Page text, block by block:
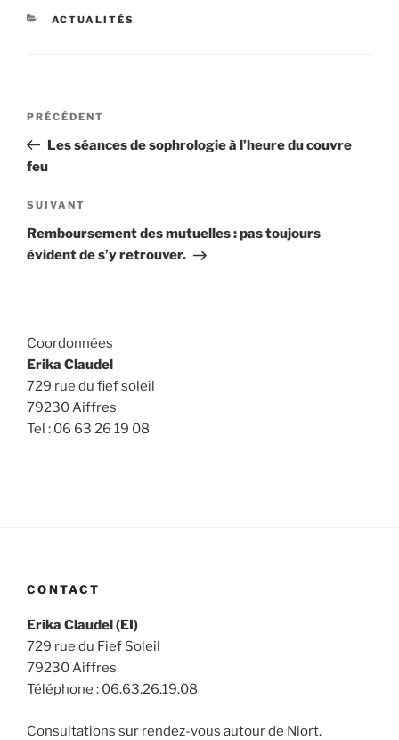
CATÉGORIES
ACTUALITÉS
Navigation
l’article
Article
précédent
PRÉCÉDENT
Les séances de sophrologie à l’heure du couvre
feu
Article
suivant
SUIVANT
Remboursement des mutuelles : pas toujours
évident de s’y retrouver.
Coordonnées
Erika Claudel
729 rue du fief soleil
79230 Aiffres
Tel : 06 63 26 19 08
CONTACT
Erika Claudel (EI)
729 rue du Fief Soleil
79230 Aiffres
Téléphone : 06.63.26.19.08
Consultations sur rendez-vous autour de Niort.